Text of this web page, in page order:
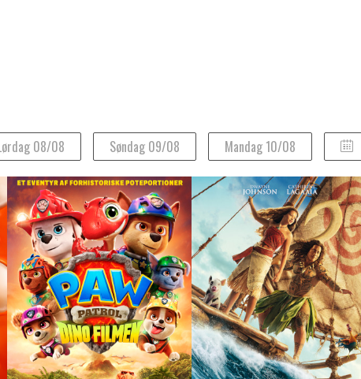
08/08 Søndag 09/08 Mandag 10/08
August 2026
Man Tirs Ons Tors Fre
27 28 29 30 31
3
4 5 6 7
10
11 12 13 14
17
18 19 20 21